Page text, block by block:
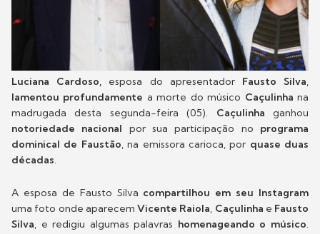
Luciana Cardoso, esposa do apresentador Fausto Silva,
lamentou profundamente a morte do músico Caçulinhana
madrugada desta segunda-feira (05). Caçulinha ganhou
notoriedade nacional por sua participação no programa
dominical de Faustão, na emissora carioca, por quase duas
décadas.
A esposa de Fausto Silva compartilhou em seu Instagram
uma foto onde aparecem Vicente Raiola, Caçulinha e Fausto
Silva, e redigiu algumas palavras homenageando o músico.